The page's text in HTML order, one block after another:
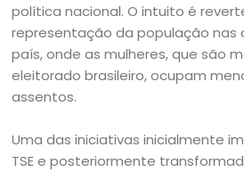
política nacional. O intuito é
representação da população nas
país, onde as mulheres, que são
eleitorado brasileiro, ocupam
assentos.
Uma das iniciativas inicialmente
TSE e posteriormente